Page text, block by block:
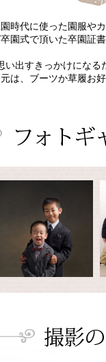
時代に使った園服や
園式で頂いた卒園証
出すきっかけになる
は、ブーツか草履お